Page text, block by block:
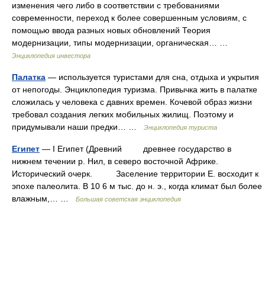
изменения чего либо в соответствии с требованиями
современности, переход к более совершенным условиям, с
помощью ввода разных новых обновлений Теория
модернизации, типы модернизации, органическая… …
Энциклопедия инвестора
Палатка — используется туристами для сна, отдыха и укрытия
от непогоды. Энциклопедия туризма. Привычка жить в палатке
сложилась у человека с давних времен. Кочевой образ жизни
требовал создания легких мобильных жилищ. Поэтому и
придумывали наши предки… …
Энциклопедия туриста
Египет — I Египет (Древний древнее государство в
нижнем течении р. Нил, в северо восточной Африке.
Исторический очерк. Заселение территории Е. восходит к
эпохе палеолита. В 10 6 м тыс. до н. э., когда климат был более
влажным,… …
Большая советская энциклопедия